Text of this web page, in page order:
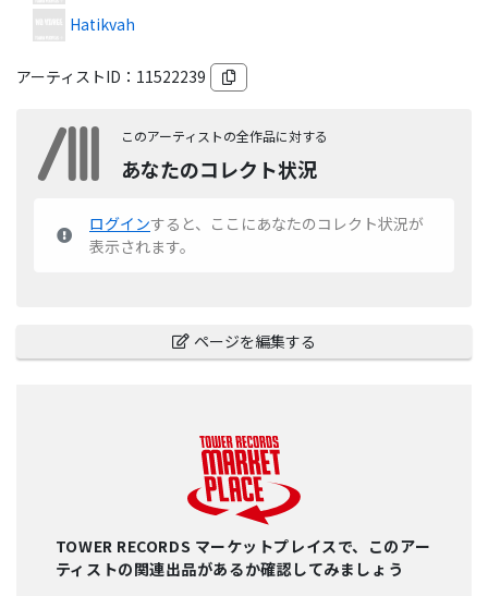
Hatikvah
アーティストID： 11522239
このアーティストの全作品に対する
あなたのコレクト状況
ログインすると、ここにあなたのコレクト状況が
表示されます。
ページを編集する
TOWER RECORDS マーケットプレイスで、このアー
ティストの関連出品があるか確認してみましょう